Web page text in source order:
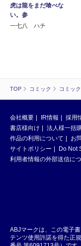
TOP コミック コミッ
虎は龍をまだ喰べな
い。参
一七八 ハチ
会社概要 IR情報 採用
書店様向け
法人様一括
作品の利用について
お
サイトポリシー
Do Not
利用者情報の外部送信に
ABJマークは、この電子
テンツ使用許諾を得た正